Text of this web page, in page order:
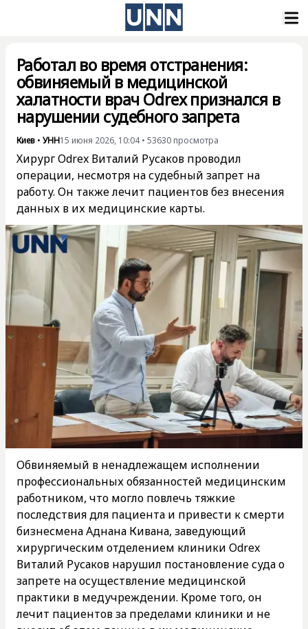
Работал во время отстранения:
обвиняемый в медицинской
халатности врач Odrex признался в
нарушении судебного запрета
Киев • УНН15 июня 2026, 10:04 • 53630 просмотра
Хирург Odrex Виталий Русаков проводил
операции, несмотря на судебный запрет на
работу. Он также лечит пациентов без внесения
данных в их медицинские карты.
Обвиняемый в ненадлежащем исполнении
профессиональных обязанностей медицинским
работником, что могло повлечь тяжкие
последствия для пациента и привести к смерти
бизнесмена Аднана Кивана, заведующий
хирургическим отделением клиники Odrex
Виталий Русаков нарушил постановление суда о
запрете на осуществление медицинской
практики в медучреждении. Кроме того, он
лечит пациентов за пределами клиники и не